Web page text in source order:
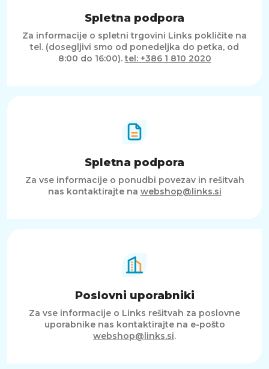
Spletna podpora
Za informacije o spletni trgovini Links pokličite na
tel. (dosegljivi smo od ponedeljka do petka, od
8:00 do 16:00).tel: +386 1 810 2020
Spletna podpora
Za vse informacije o ponudbi povezav in rešitvah
nas kontaktirajte na webshop@links.si
Poslovni uporabniki
Za vse informacije o Links rešitvah za poslovne
uporabnike nas kontaktirajte na e-pošto
webshop@links.si.